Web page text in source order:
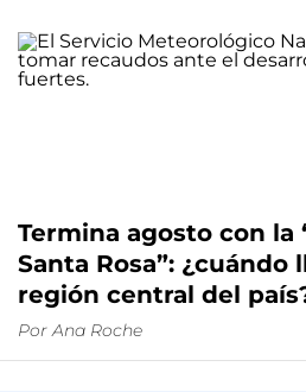
Termina agosto con la
Santa Rosa”: ¿cuándo
región central del
Por Ana Roche